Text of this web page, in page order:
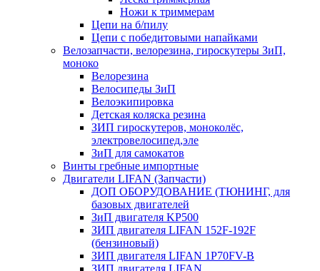
Ножи к триммерам
Цепи на б/пилу
Цепи с победитовыми напайками
Велозапчасти, велорезина, гироскутеры ЗиП,
моноко
Велорезина
Велосипеды ЗиП
Велоэкипировка
Детская коляска резина
ЗИП гироскутеров, моноколёс,
электровелосипед,эле
ЗиП для самокатов
Винты гребные импортные
Двигатели LIFAN (Запчасти)
ДОП ОБОРУДОВАНИЕ (ТЮНИНГ, для
базовых двигателей
ЗиП двигателя KP500
ЗИП двигателя LIFAN 152F-192F
(бензиновый)
ЗИП двигателя LIFAN 1P70FV-B
ЗИП двигателя LIFAN